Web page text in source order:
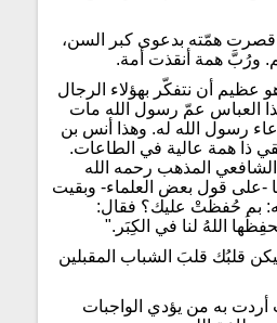
قصرت همّته بدعوى كبر السن،
ورُبَّ همة أنقذت أمة.
عظيم أن نتفكّر بهؤلاء الرجال
العباس عمّ رسول الله مات
رسول الله له. وهذا أنس بن
ذا همة عالية في الطاعات.
المذهب رحمه الله
-على قول بعض العلماء- وبقيت
بم حُفظَتْ عليك؟ فقال:
اللهُ لنا في الكِبَر."
قلبُك قلبَ الشباب المقبلين
به من يؤدي الواجبات